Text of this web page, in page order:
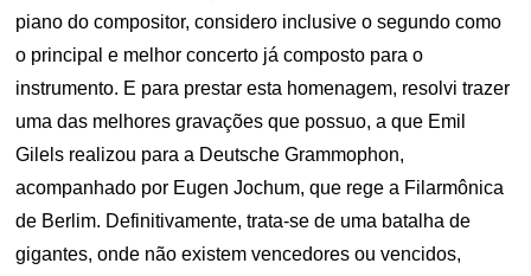
piano do compositor, considero inclusive o segundo como
o principal e melhor concerto já composto para o
instrumento. E para prestar esta homenagem, resolvi trazer
uma das melhores gravações que possuo, a que Emil
Gilels realizou para a Deutsche Grammophon,
acompanhado por Eugen Jochum, que rege a Filarmônica
de Berlim. Definitivamente, trata-se de uma batalha de
gigantes, onde não existem vencedores ou vencidos,